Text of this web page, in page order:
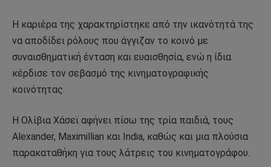
Η καριέρα της χαρακτηρίστηκε από την ικανότητά της
να αποδίδει ρόλους που άγγιζαν το κοινό με
συναισθηματική ένταση και ευαισθησία, ενώ η ίδια
κέρδισε τον σεβασμό της κινηματογραφικής
κοινότητας.
Η Ολίβια Χάσεϊ αφήνει πίσω της τρία παιδιά, τους
Alexander, Maximillian και India, καθώς και μια πλούσια
παρακαταθήκη για τους λάτρεις του κινηματογράφου.